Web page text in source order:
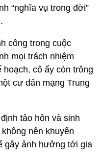
“nghĩa vụ trong đời”
công trong cuộc
mọi trách nhiệm
cô ấy còn trông
cư dân mạng Trung
tảo hôn và sinh
nên khuyến
gây ảnh hưởng tới gia